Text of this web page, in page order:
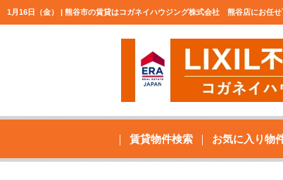
1月16日（金） | 熊谷市の賃貸はコガネイハウジング株式会社 熊谷店にお任せ
賃貸物件検索 お気に入り物